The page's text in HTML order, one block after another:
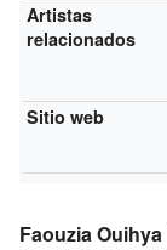
Artistas
relacionados
Sitio web
Faouzia Ouihya